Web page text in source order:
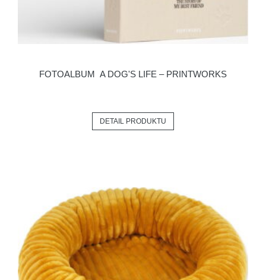
FOTOALBUM A DOG'S LIFE – PRINTWORKS
DETAIL PRODUKTU